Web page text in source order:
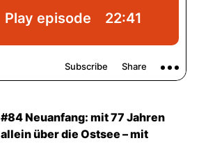
#84 Neuanfang: mit 77 Jahren
allein über die Ostsee – mit